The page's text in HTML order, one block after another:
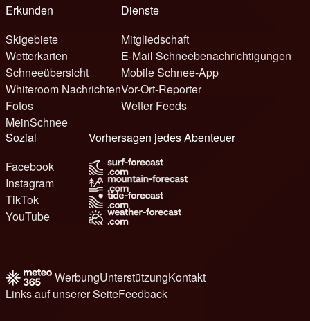
Erkunden
Skigebiete
Wetterkarten
Schneeübersicht
Whiteroom Nachrichten
Fotos
MeinSchnee
Dienste
Mitgliedschaft
E-Mail Schneebenachrichtigungen
Mobile Schnee-App
Vor-Ort-Reporter
Wetter Feeds
Sozial
Facebook
Instagram
TikTok
YouTube
Vorhersagen jedes Abenteuer
WerbungUnterstützungKontakt
Links auf unserer SeiteFeedback